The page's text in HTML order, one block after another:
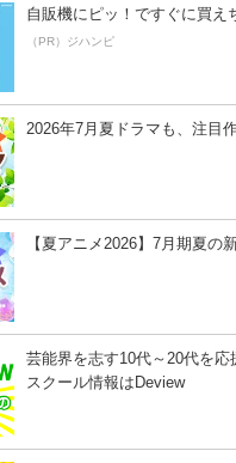
自販機にピッ！ですぐに買え
（PR）ジハンピ
2026年7月夏ドラマも、注目
【夏アニメ2026】7月期夏の
芸能界を志す10代～20代を応
スクール情報はDeview